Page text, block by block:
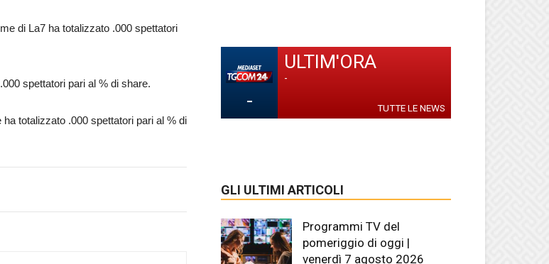
di La7 ha totalizzato .000 spettatori
spettatori pari al % di share.
totalizzato .000 spettatori pari al % di
-
ULTIM'ORA
-
TUTTE LE NEWS
GLI ULTIMI ARTICOLI
Programmi TV del
pomeriggio di oggi |
venerdì 7 agosto 2026